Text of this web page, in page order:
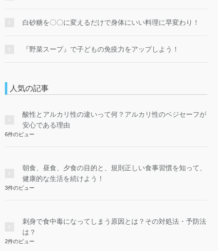
白砂糖を〇〇に変えるだけで身体にいい料理に早変わり！
『野菜スープ』で子どもの免疫力をアップしよう！
人気の記事
酸性とアルカリ性の違いって何？アルカリ性のベジセーフが
安心である理由
6件のビュー
朝食、昼食、夕食の目的と、規則正しい食事習慣を知って、
健康的な生活を続けよう！
3件のビュー
刺身で食中毒になってしまう原因とは？その対処法・予防法
は？
2件のビュー